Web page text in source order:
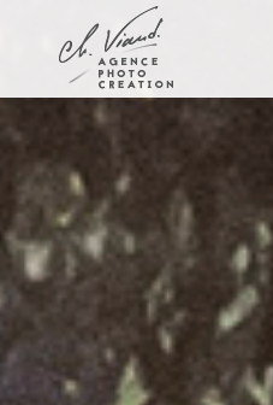
Panneau de gestion des cookies